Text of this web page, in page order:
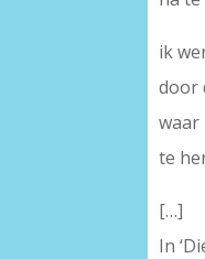
ik
door
waar
te
[…]
In